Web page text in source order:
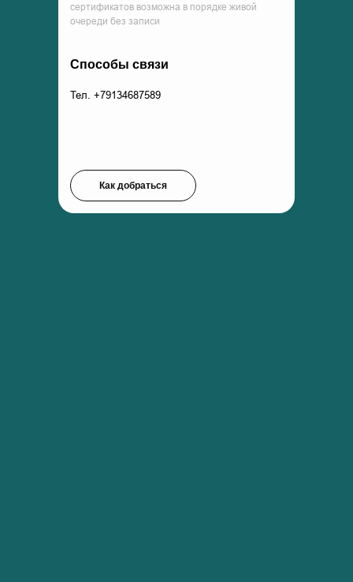
Способы связи
Тел. +79134687589
сертификатов возможна в порядке живой
очереди без записи
Как добраться